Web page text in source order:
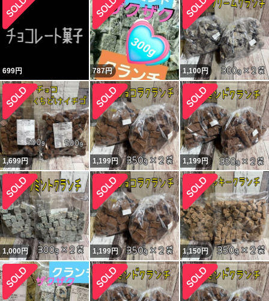
699円 787円 1,100円
1,699円 1,199円 1,199円
1,000円 1,199円 1,150円